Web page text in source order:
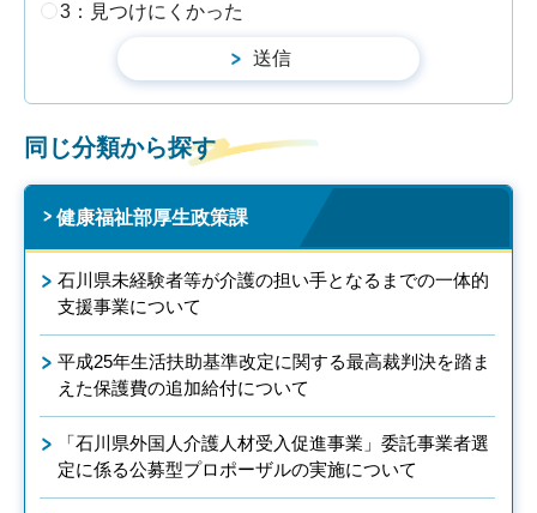
3：見つけにくかった
同じ分類から探す
健康福祉部厚生政策課
石川県未経験者等が介護の担い手となるまでの一体的
支援事業について
平成25年生活扶助基準改定に関する最高裁判決を踏ま
えた保護費の追加給付について
「石川県外国人介護人材受入促進事業」委託事業者選
定に係る公募型プロポーザルの実施について